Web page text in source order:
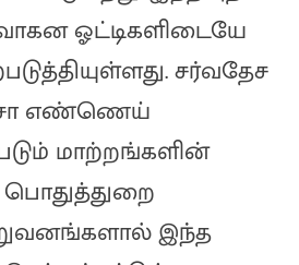
ஓட்டிகளிடையே
சர்வதேச
எண்ணெய்
மாற்றங்களின்
இந்த